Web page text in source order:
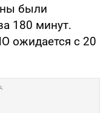
были
180 минут.
ожидается с 20